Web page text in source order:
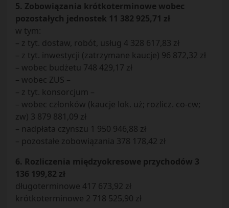
5. Zobowiązania krótkoterminowe wobec
pozostałych jednostek 11 382 925,71 zł
w tym:
– z tyt. dostaw, robót, usług 4 328 617,83 zł
– z tyt. inwestycji (zatrzymane kaucje) 96 872,32 zł
– wobec budżetu 748 429,17 zł
– wobec ZUS –
– z tyt. konsorcjum –
– wobec członków (kaucje lok. uż; rozlicz. co-cw;
zw) 3 879 881,09 zł
– nadpłata czynszu 1 950 946,88 zł
– pozostałe zobowiązania 378 178,42 zł
6. Rozliczenia międzyokresowe przychodów 3
136 199,82 zł
długoterminowe 417 673,92 zł
krótkoterminowe 2 718 525,90 zł